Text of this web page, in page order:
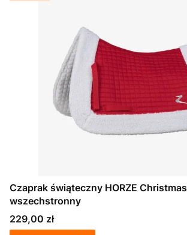
Czaprak świąteczny HORZE Christmas
wszechstronny
Cena
229,00 zł